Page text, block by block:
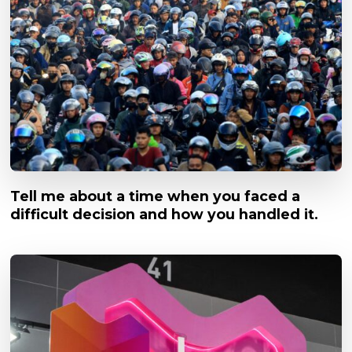
Tell me about a time when you faced a
difficult decision and how you handled it.